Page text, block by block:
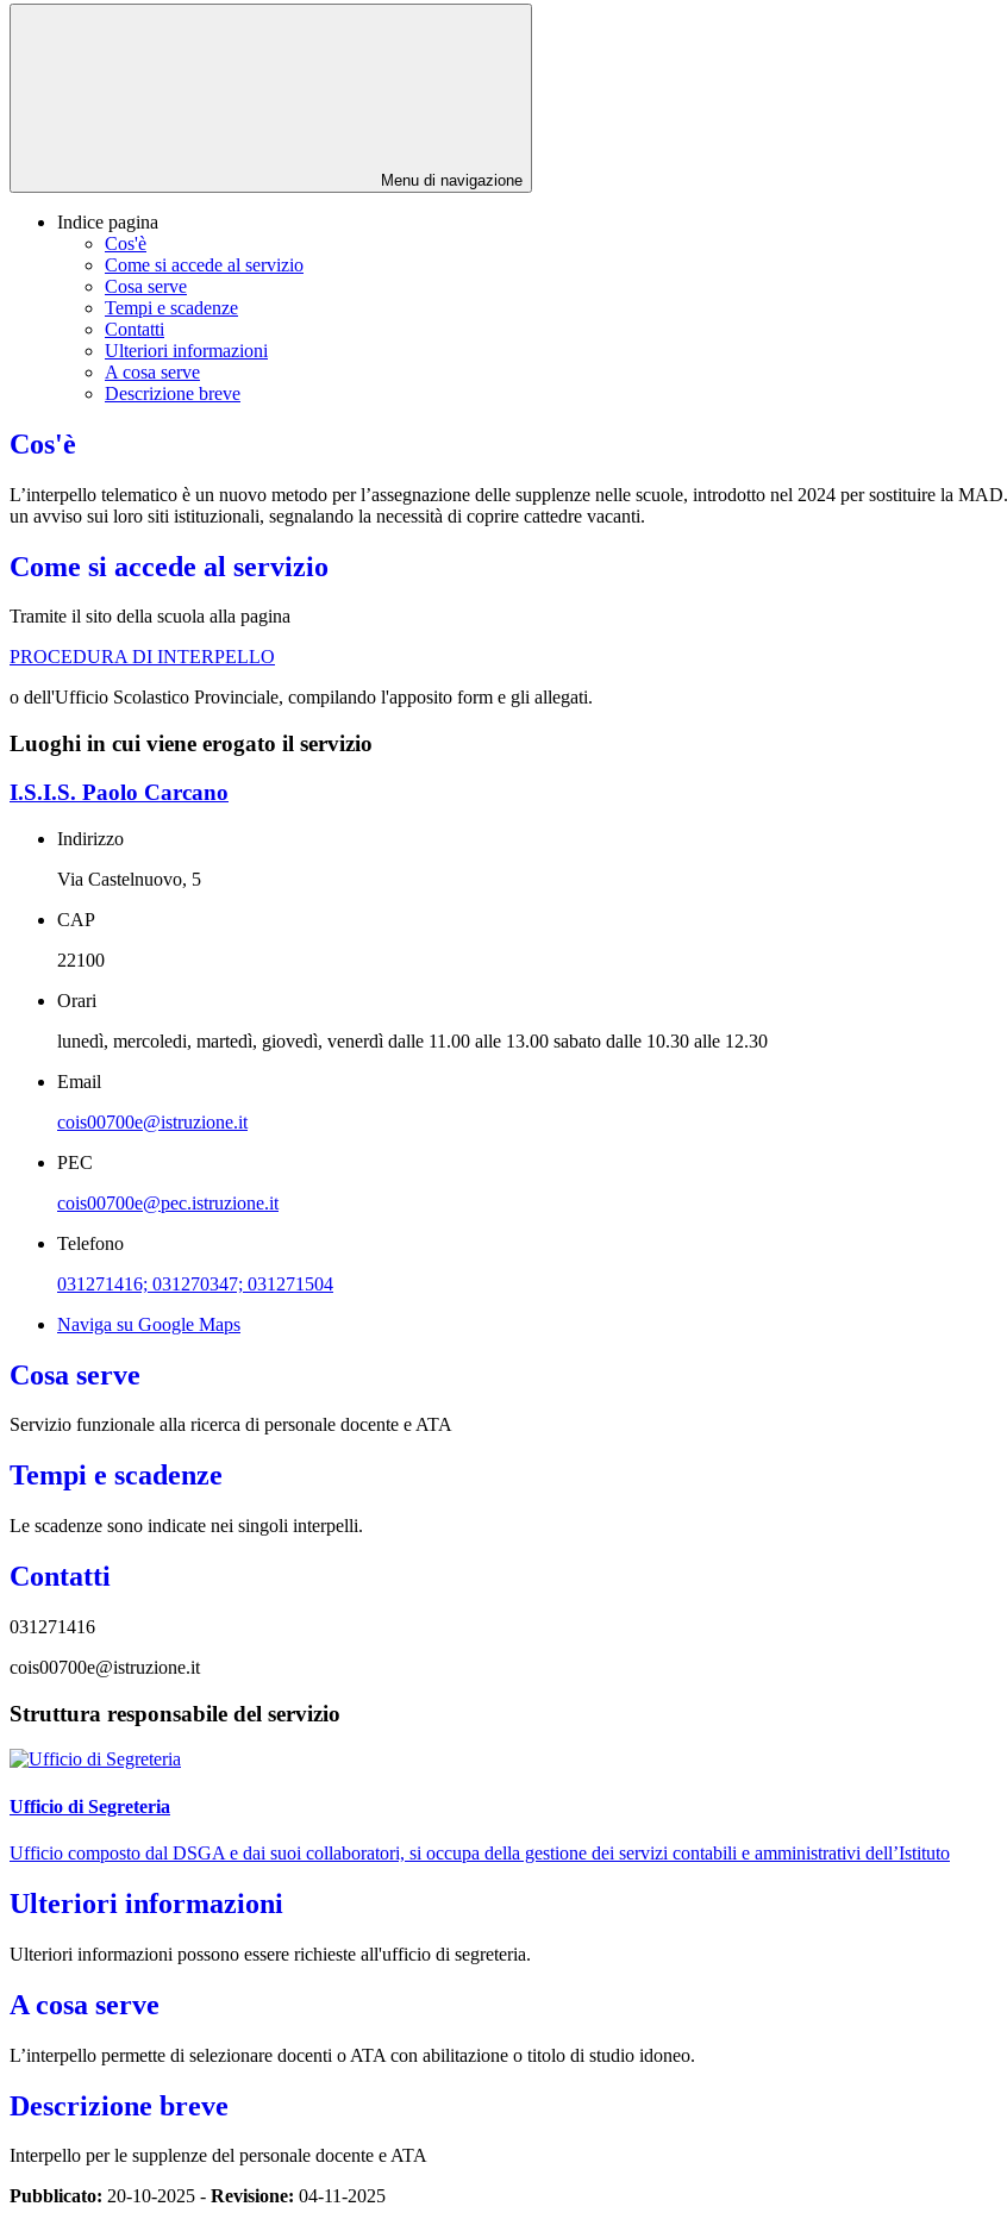
Menu di navigazione
Indice pagina
Cos'è
Come si accede al servizio
Cosa serve
Tempi e scadenze
Contatti
Ulteriori informazioni
A cosa serve
Descrizione breve
Cos'è
L’interpello telematico è un nuovo metodo per l’assegnazione delle supplenze nelle scuole, introdotto nel 2024 per sostituire la
un avviso sui loro siti istituzionali, segnalando la necessità di coprire cattedre vacanti.
Come si accede al servizio
Tramite il sito della scuola alla pagina
PROCEDURA DI INTERPELLO
o dell'Ufficio Scolastico Provinciale, compilando l'apposito form e gli allegati.
Luoghi in cui viene erogato il servizio
I.S.I.S. Paolo Carcano
Indirizzo
Via Castelnuovo, 5
CAP
22100
Orari
lunedì, mercoledi, martedì, giovedì, venerdì dalle 11.00 alle 13.00 sabato dalle 10.30 alle 12.30
Email
cois00700e@istruzione.it
PEC
cois00700e@pec.istruzione.it
Telefono
031271416; 031270347; 031271504
Naviga su Google Maps
Cosa serve
Servizio funzionale alla ricerca di personale docente e ATA
Tempi e scadenze
Le scadenze sono indicate nei singoli interpelli.
Contatti
031271416
cois00700e@istruzione.it
Struttura responsabile del servizio
Ufficio di Segreteria
Ufficio composto dal DSGA e dai suoi collaboratori, si occupa della gestione dei servizi contabili e amministrativi dell’Istituto
Ulteriori informazioni
Ulteriori informazioni possono essere richieste all'ufficio di segreteria.
A cosa serve
L’interpello permette di selezionare docenti o ATA con abilitazione o titolo di studio idoneo.
Descrizione breve
Interpello per le supplenze del personale docente e ATA
Pubblicato: 20-10-2025 - Revisione: 04-11-2025